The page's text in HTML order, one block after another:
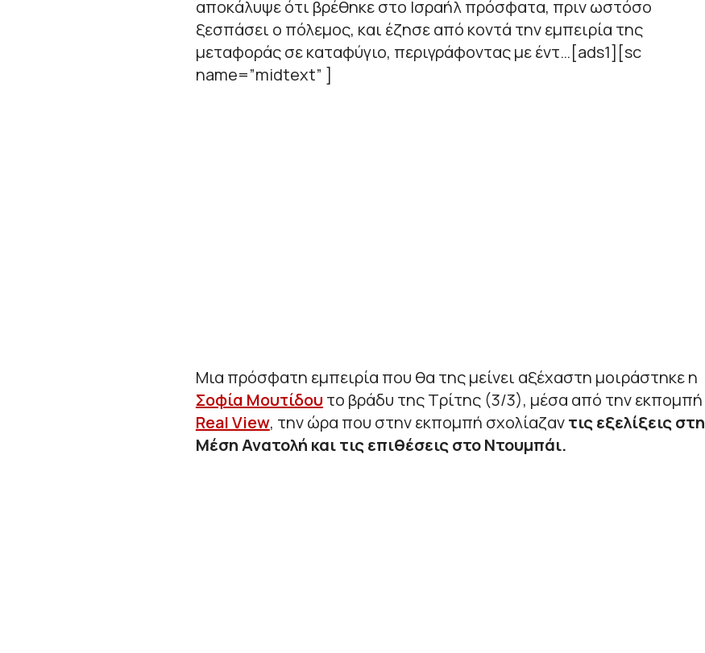
αποκάλυψε ότι βρέθηκε στο Ισραήλ πρόσφατα, πριν ωστόσο
ξεσπάσει ο πόλεμος, και έζησε από κοντά την εμπειρία της
μεταφοράς σε καταφύγιο, περιγράφοντας με έντ…[ads1][sc
name=”midtext” ]
Μια πρόσφατη εμπειρία που θα της μείνει αξέχαστη μοιράστηκε η
Σοφία Μουτίδου το βράδυ της Τρίτης (3/3), μέσα από την εκπομπή
Real View, την ώρα που στην εκπομπή σχολίαζαντις εξελίξεις στη
Μέση Ανατολή και τις επιθέσεις στο Ντουμπάι.